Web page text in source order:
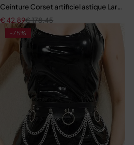
Ceinture Corset artificiel astique Large
€178,45
€ 42,89
-78%